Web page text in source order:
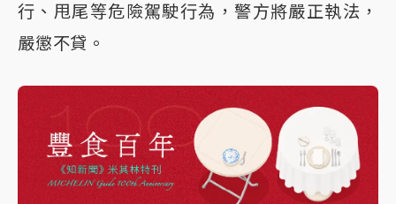
行、甩尾等危險駕駛行為，警方將嚴正執法，
嚴懲不貸。